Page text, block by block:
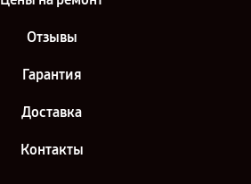
Отзывы
Гарантия
Доставка
Контакты